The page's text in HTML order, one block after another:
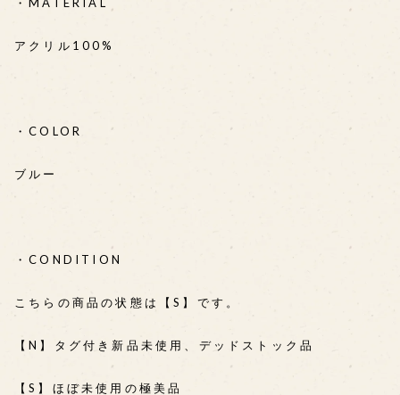
アクリル100%
・COLOR
ブルー
・CONDITION
こちらの商品の状態は【S】です。
【N】タグ付き新品未使用、デッドストック品
【S】ほぼ未使用の極美品